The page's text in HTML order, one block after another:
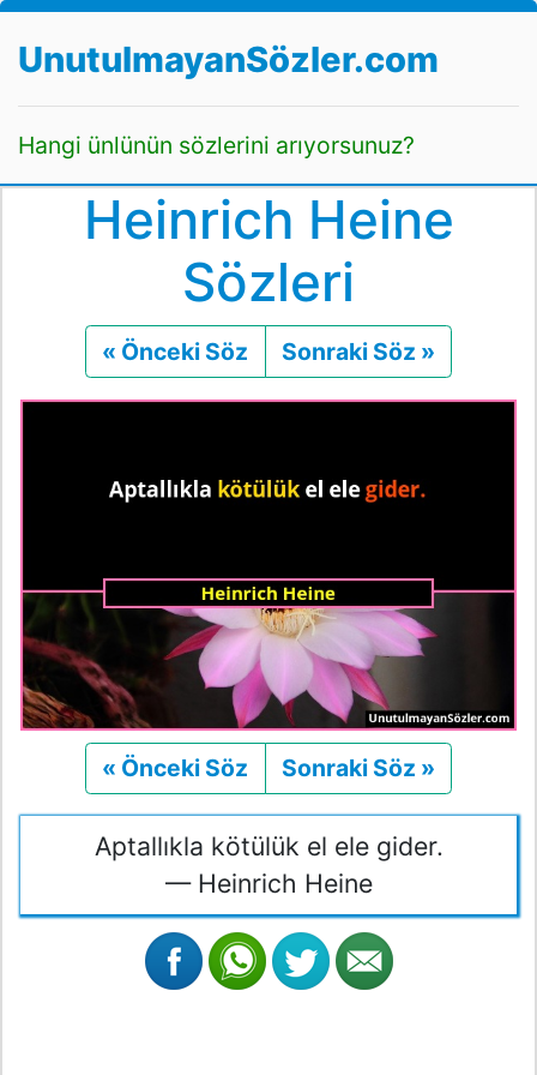
UnutulmayanSözler.com
Hangi ünlünün sözlerini arıyorsunuz?
Heinrich Heine
Sözleri
« Önceki Söz Önceki
Sonraki Söz »
« Önceki Söz Önceki
Sonraki Söz »
Aptallıkla kötülük el ele gider.
— Heinrich Heine